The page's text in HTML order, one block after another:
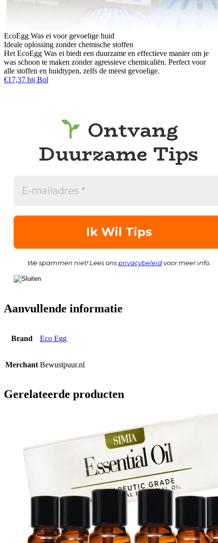
EcoEgg Was ei voor gevoelige huid
Ideale oplossing zonder chemische stoffen
Het EcoEgg Was ei biedt een duurzame en effectieve manier om je
was schoon te maken zonder agressieve chemicaliën. Perfect voor
alle stoffen en huidtypen, zelfs de meest gevoelige.
€17,37 bij Bol
Ontvang
Duurzame Tips
We spammen niet! Lees ons privacybeleidvoor meer info.
Aanvullende informatie
Brand Eco Egg
Merchant Bewustpuur.nl
Gerelateerde producten